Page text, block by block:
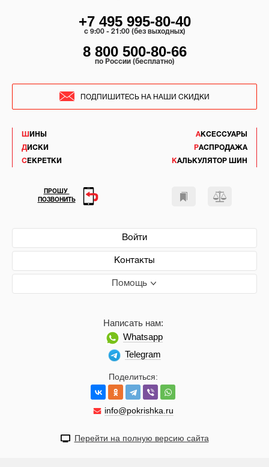
ШИНЫ
ДИСКИ
СЕКРЕТКИ
АКСЕССУАРЫ
РАСПРОДАЖА
КАЛЬКУЛЯТОР ШИН
Войти
Контакты
Помощь
Поделиться:
info@pokrishka.ru
Написать нам:
Whatsapp
Telegram
+7 495 995-80-40
c 9:00 - 21:00 (без выходных)
8 800 500-80-66
по России (бесплатно)
ПОДПИШИТЕСЬ НА НАШИ СКИДКИ
ПРОШУ
ПОЗВОНИТЬ
Перейти на полную версию сайта